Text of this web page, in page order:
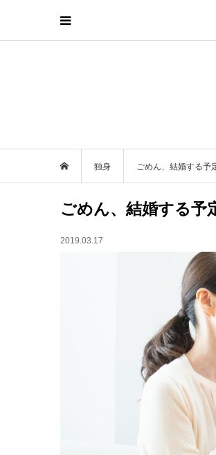
独身 ごめん、結婚する予
ごめん、結婚する予
2019.03.17